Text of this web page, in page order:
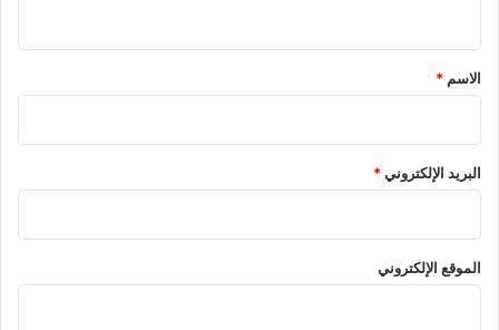
*
الاسم *
البريد الإلكتروني*
الموقع الإلكتروني